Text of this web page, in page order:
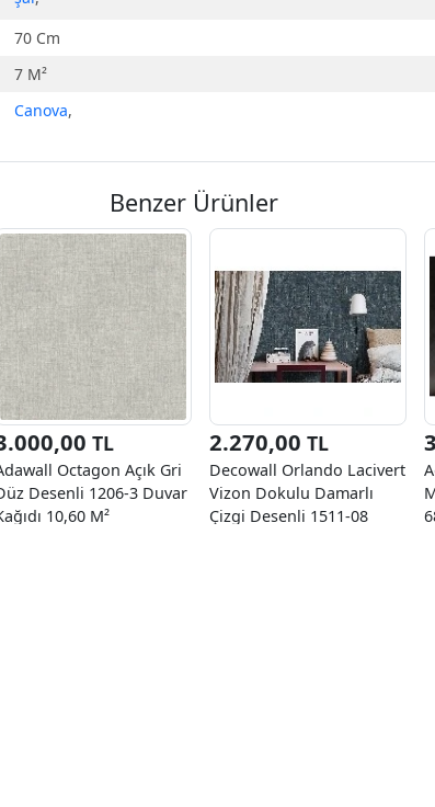
70 Cm
7 M²
Canova,
Benzer Ürünler
TL
Octagon Açık Gri
Desenli 1206-3 Duvar
10,60 M²
2.270,00 TL
Decowall Orlando Lacivert
Vizon Dokulu Damarlı
Çizgi Desenli 1511-08